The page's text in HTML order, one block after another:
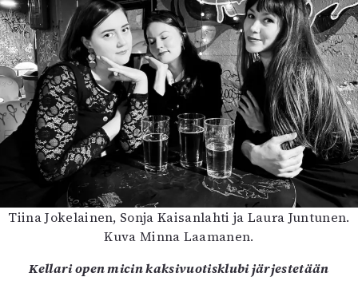
Tiina Jokelainen, Sonja Kaisanlahti ja Laura Juntunen.
Kuva Minna Laamanen.
Kellari open micin kaksivuotisklubi järjestetään